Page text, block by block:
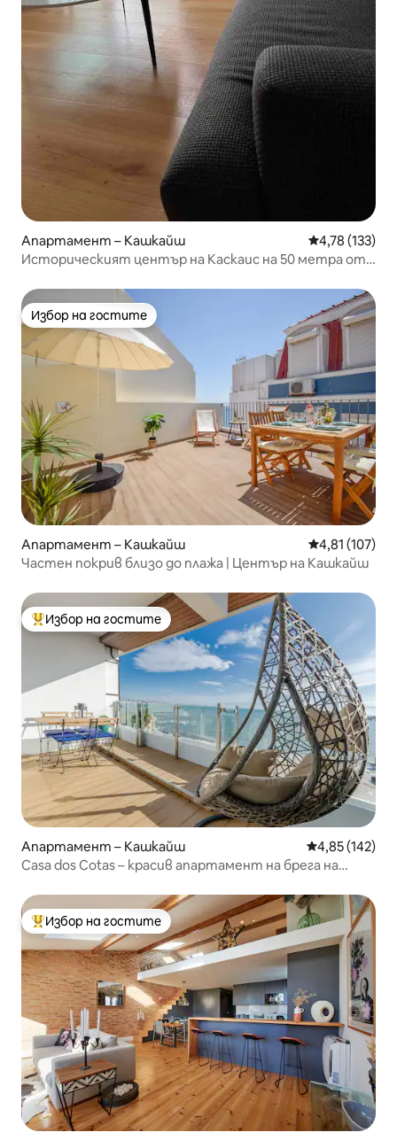
Апартамент – Кашкайш Средна
4,78 (133)
Историческият център на Каскаис на 50 метра от
Избор на гостите
Избор на гостите
Апартамент – Кашкайш Средна
4,81 (107)
Частен покрив близо до плажа | Център на Кашкайш
Най-популярен избор на гостите
Избор на гостите
Апартамент – Кашкайш Средна
4,85 (142)
Casa dos Cotas – красив апартамент на брега на
Най-популярен избор на гостите
Избор на гостите